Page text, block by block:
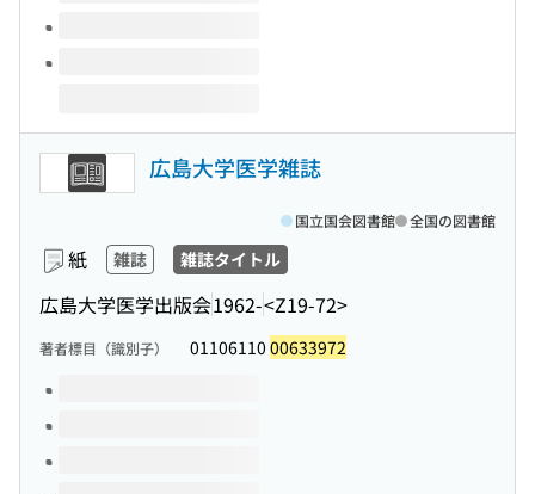
広島大学医学雑誌
紙 雑誌 雑誌タイトル
広島大学医学出版会1962-<Z19-72>
国立国会図書館 全国の図書館
著者標目（識別子） 01106110 00633972
このタイトルの巻号